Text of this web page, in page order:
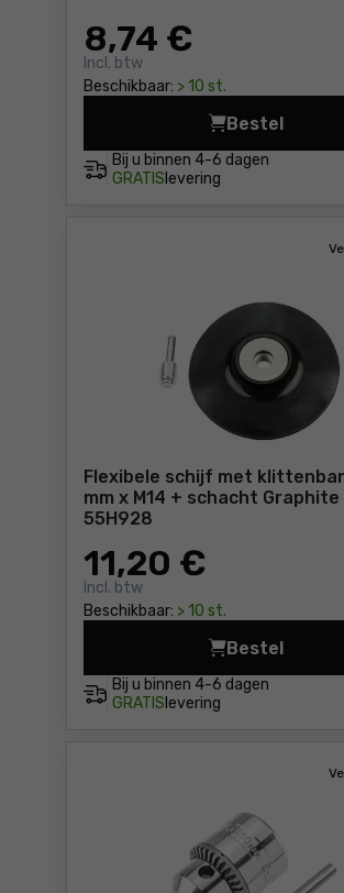
8,74 €
Incl. btw
Beschikbaar: > 10 st.
Bij u binnen 4-6 dagen
GRATIS levering
Bestel
Fiber
Flexibele schijf met
mm x M14 + schacht Graphite
55H928
11,20 €
Incl. btw
Beschikbaar: > 10 st.
Bij u binnen 4-6 dagen
GRATIS levering
Bestel
Flexibele